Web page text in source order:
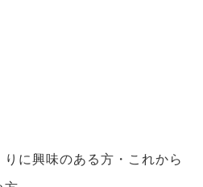
に興味のある方・これから